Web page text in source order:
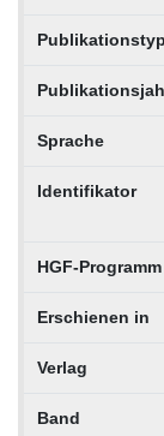
Publikationstyp
Sprache
Identifikator
HGF-Programm
Erschienen in
Verlag
Band